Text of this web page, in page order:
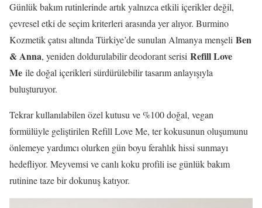
Günlük bakım rutinlerinde artık yalnızca etkili içerikler değil,
çevresel etki de seçim kriterleri arasında yer alıyor. Burmino
Kozmetik çatısı altında Türkiye’de sunulan Almanya menşeli Ben
& Anna, yeniden doldurulabilir deodorant serisi Refill Love
Me ile doğal içerikleri sürdürülebilir tasarım anlayışıyla
buluşturuyor.
Tekrar kullanılabilen özel kutusu ve %100 doğal, vegan
formülüyle geliştirilen Refill Love Me, ter kokusunun oluşumunu
önlemeye yardımcı olurken gün boyu ferahlık hissi sunmayı
hedefliyor. Meyvemsi ve canlı koku profili ise günlük bakım
rutinine taze bir dokunuş katıyor.